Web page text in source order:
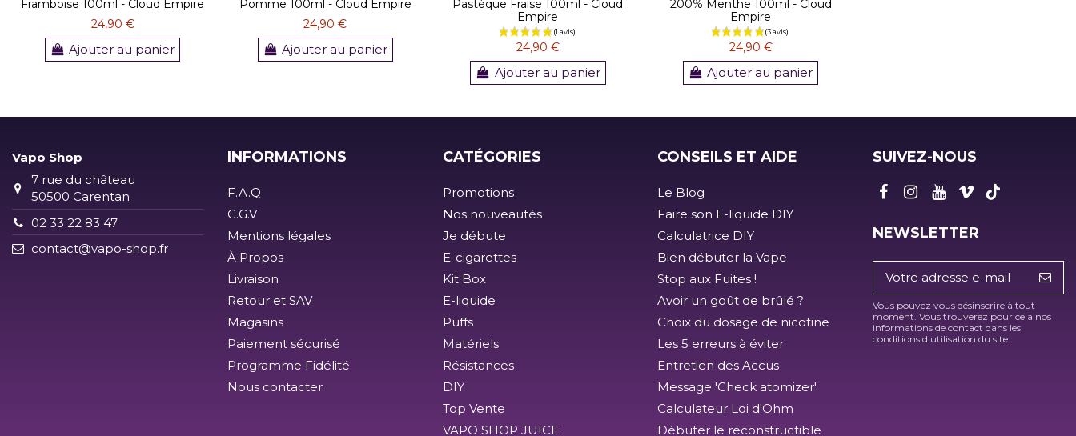
Framboise 100ml - Cloud Empire
24,90 €
Ajouter au panier
Pomme 100ml - Cloud Empire
24,90 €
Ajouter au panier
Pastèque Fraise 100ml - Cloud
Empire
24,90 €
Ajouter au panier
200% Menthe 100ml - Cloud
Empire
24,90 €
Ajouter au panier
Vapo Shop
7 rue du château
50500 Carentan
02 33 22 83 47
contact@vapo-shop.fr
INFORMATIONS
F.A.Q
C.G.V
Mentions légales
À Propos
Livraison
Retour et SAV
Magasins
Paiement sécurisé
Programme Fidélité
Nous contacter
CATÉGORIES
Promotions
Nos nouveautés
Je débute
E-cigarettes
Kit Box
E-liquide
Puffs
Matériels
Résistances
DIY
Top Vente
VAPO SHOP JUICE
CONSEILS ET AIDE
Le Blog
Faire son E-liquide DIY
Calculatrice DIY
Bien débuter la Vape
Stop aux Fuites !
Avoir un goût de brûlé ?
Choix du dosage de nicotine
Les 5 erreurs à éviter
Entretien des Accus
Message 'Check atomizer'
Calculateur Loi d'Ohm
Débuter le reconstructible
SUIVEZ-NOUS
NEWSLETTER
Vous pouvez vous désinscrire à tout
moment. Vous trouverez pour cela nos
informations de contact dans les
conditions d'utilisation du site.